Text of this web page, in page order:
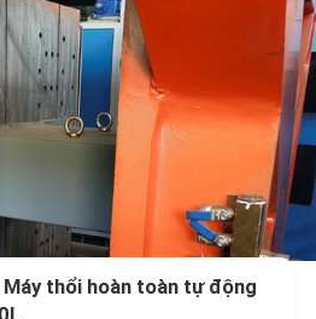
thổi hoàn toàn tự động